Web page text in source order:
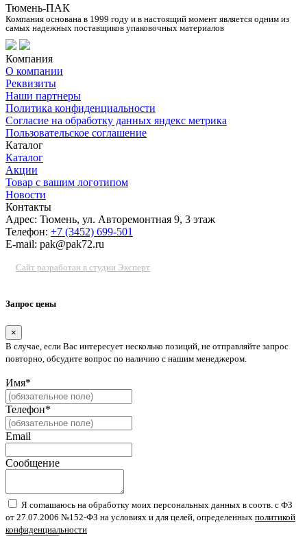
Тюмень-ПАК
Компания основана в 1999 году и в настоящий момент является одним из
самых надежных поставщиков упаковочных материалов
Компания
О компании
Реквизиты
Наши партнеры
Политика конфиденциальности
Согласие на обработку данных яндекс метрика
Пользовательское соглашение
Каталог
Каталог
Акции
Товар с вашим логотипом
Новости
Контакты
Адрес: Тюмень, ул. Авторемонтная 9, 3 этаж
Телефон: +7 (3452) 699-501
E-mail: pak@pak72.ru
Сайт разработан в студии Эксперт
Запрос цены
×
В случае, если Вас интересует несколько позиций, не отправляйте запрос
повторно, обсудите вопрос по наличию с нашим менеджером.
Имя*
Телефон*
Email
Сообщение
Я соглашаюсь на обработку моих персональных данных в соотв. с ФЗ
от 27.07.2006 №152-ФЗ на условиях и для целей, определенных политикой
конфиденциальности